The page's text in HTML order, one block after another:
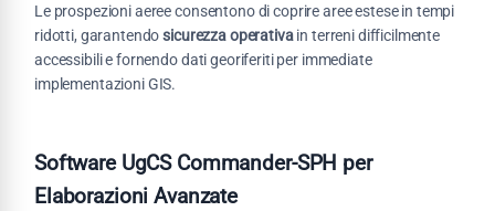
Le prospezioni aeree consentono di coprire aree estese in tempi
ridotti, garantendosicurezza operativain terreni difficilmente
accessibili e fornendo dati georiferiti per immediate
implementazioni GIS.
Software UgCS Commander-SPH per
Elaborazioni Avanzate